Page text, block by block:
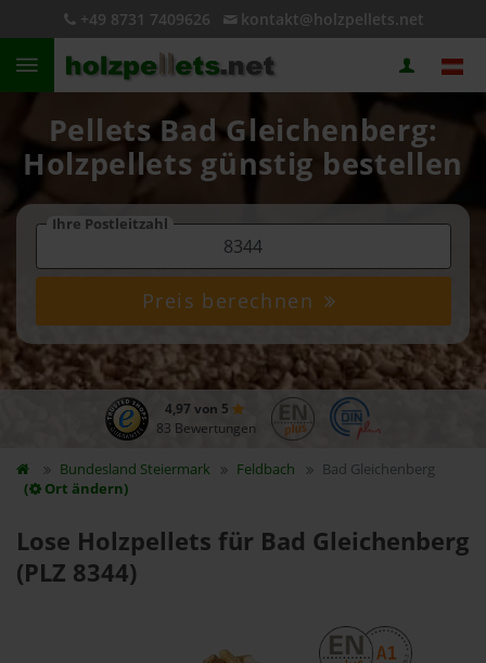
+49 8731 7409626 kontakt@holzpellets.net
Pellets Bad Gleichenberg:
Holzpellets günstig bestellen
Ihre Postleitzahl
Preis berechnen
4,97 von 5
83 Bewertungen
Bundesland Steiermark Feldbach
Bad Gleichenberg
(
Ort ändern)
Lose Holzpellets für Bad Gleichenberg
(PLZ 8344)